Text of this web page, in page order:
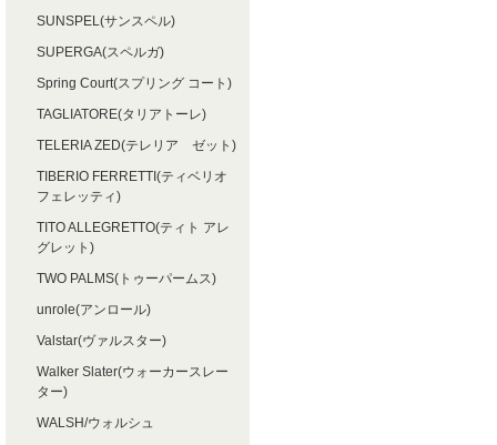
SUNSPEL(サンスペル)
SUPERGA(スペルガ)
Spring Court(スプリング コート)
TAGLIATORE(タリアトーレ)
TELERIA ZED(テレリア ゼット)
TIBERIO FERRETTI(ティベリオ
フェレッティ)
TITO ALLEGRETTO(ティト アレ
グレット)
TWO PALMS(トゥーパームス)
unrole(アンロール)
Valstar(ヴァルスター)
Walker Slater(ウォーカースレー
ター)
WALSH/ウォルシュ